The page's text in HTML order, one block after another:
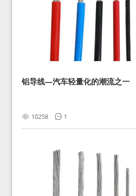
铝导线—汽车轻量化的潮流之一
10258 1